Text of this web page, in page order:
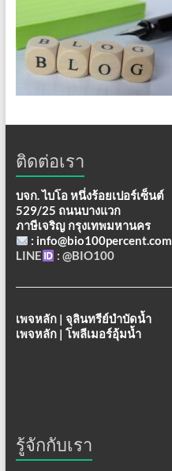
ติดต่อเรา
บจก. ไบโอ หนึ่งร้อยเปอร์เซ็นต์
529/25 ถนนบางแวก
ภาษีเจริญ กรุงเทพมหานคร
: info@bio100percent.com
LINE
: @BIO100
เพจหลัก | จุลินทรีย์บำบัดน้ำ
เพจหลัก | โพลีเมอร์อุ้มน้ำ
รู้จักกับเรา